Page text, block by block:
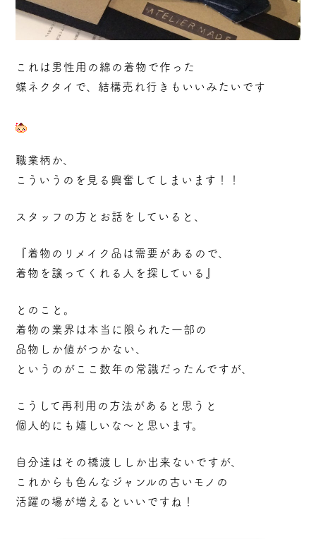
これは男性用の綿の着物で作った
蝶ネクタイで、結構売れ行きもいいみたいです
職業柄か、
こういうのを見る興奮してしまいます！！
スタッフの方とお話をしていると、
『着物のリメイク品は需要があるので、
着物を譲ってくれる人を探している』
とのこと。
着物の業界は本当に限られた一部の
品物しか値がつかない、
というのがここ数年の常識だったんですが、
こうして再利用の方法があると思うと
個人的にも嬉しいな～と思います。
自分達はその橋渡ししか出来ないですが、
これからも色んなジャンルの古いモノの
活躍の場が増えるといいですね！